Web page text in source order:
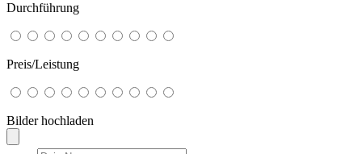
Durchführung
Preis/Leistung
Bilder hochladen